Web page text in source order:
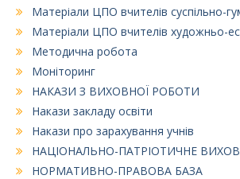
Матеріали ЦПО вчителів суспільно-
Матеріали ЦПО вчителів художньо-
Методична робота
Моніторинг
НАКАЗИ З ВИХОВНОЇ РОБОТИ
Накази закладу освіти
Накази про зарахування учнів
НАЦІОНАЛЬНО-ПАТРІОТИЧНЕ
НОРМАТИВНО-ПРАВОВА БАЗА